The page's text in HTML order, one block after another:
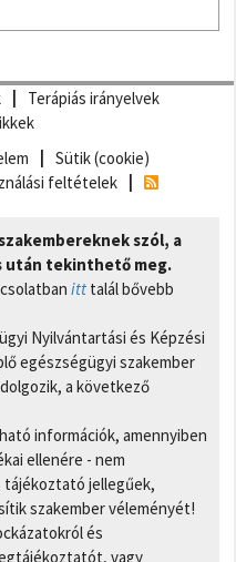
Terápiás irányelvek
Sütik (cookie)
feltételek
szól, a
után tekinthető meg.
itt talál bővebb
Nyilvántartási és Képzési
egészségügyi szakember
a következő
információk, amennyiben
ellenére - nem
tájékoztató jellegűek,
szakember véleményét!
és
vagy